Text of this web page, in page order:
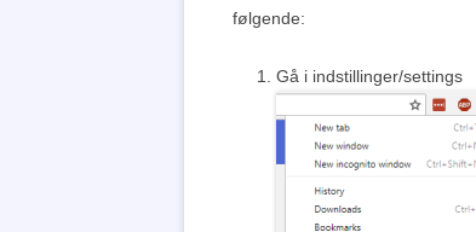
følgende:
Gå i indstillinger/settings